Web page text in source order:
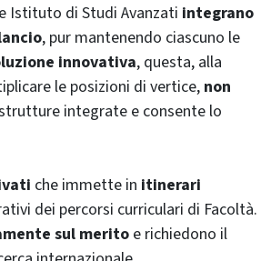
Istituto di Studi Avanzati integrano
, pur mantenendo ciascuno le
innovativa, questa, alla
le posizioni di vertice, non
integrate e consente lo
che immette in itinerari
dei percorsi curriculari di Facoltà.
sul merito e richiedono il